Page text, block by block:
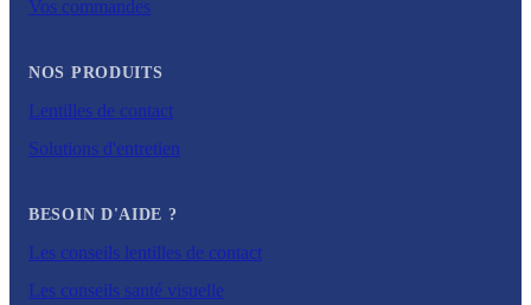
Vos commandes
NOS PRODUITS
Lentilles de contact
Solutions d'entretien
BESOIN D'AIDE ?
Les conseils lentilles de contact
Les conseils santé visuelle